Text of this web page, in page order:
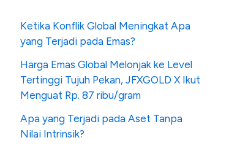
Ketika Konflik Global Meningkat Apa
yang Terjadi pada Emas?
Harga Emas Global Melonjak ke Level
Tertinggi Tujuh Pekan, JFXGOLD X Ikut
Menguat Rp. 87 ribu/gram
Apa yang Terjadi pada Aset Tanpa
Nilai Intrinsik?